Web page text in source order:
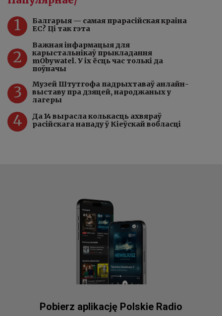
1
Балгарыя — самая прарасійская краіна
ЕС? Ці так гэта
2
Важная інфармацыя для
карыстальнікаў прыкладання
mObywatel. У іх ёсць час толькі да
поўначы
3
Музей Штутгофа падрыхтаваў анлайн-
выставу пра дзяцей, народжаных у
лагеры
4
Да 14 вырасла колькасць ахвяраў
расійскага нападу ў Кіеўскай вобласці
Pobierz aplikację Polskie Radio